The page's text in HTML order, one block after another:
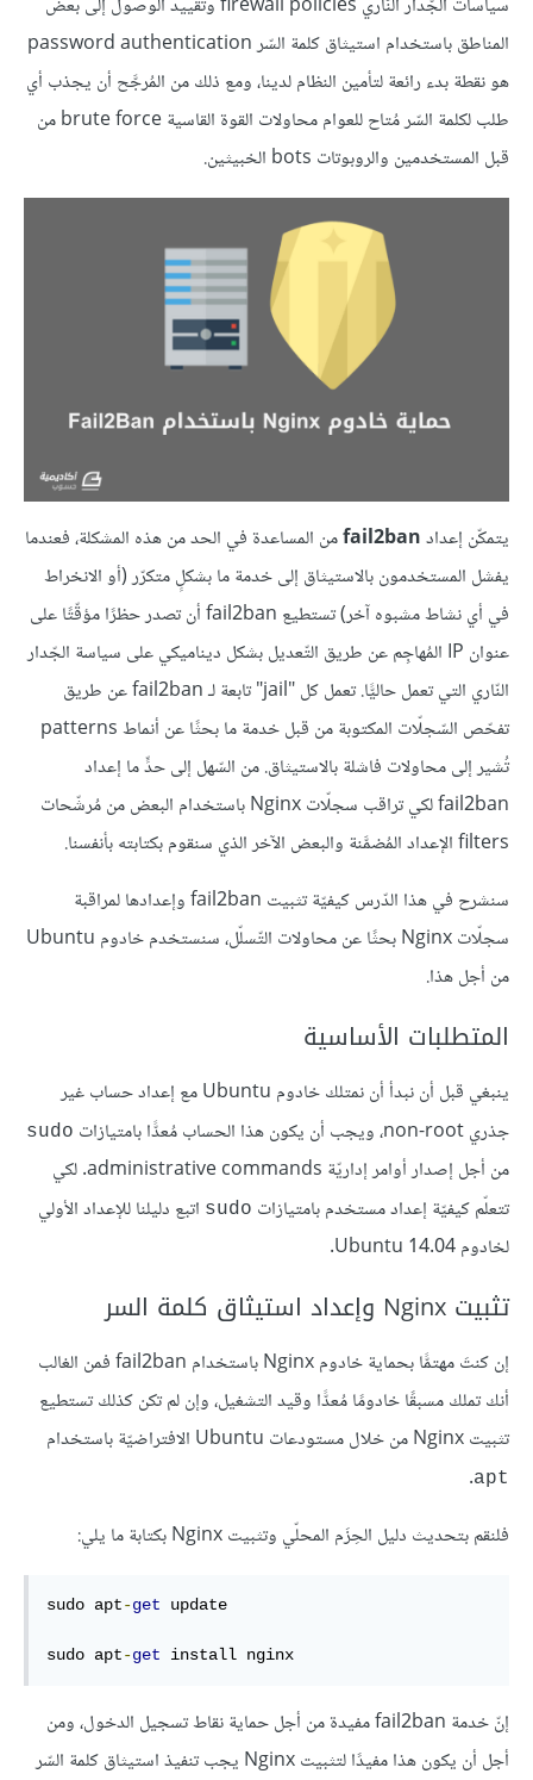
سياسات الجّدار النّاري firewall policies وتقييد الوصول إلى بعض
المناطق باستخدام استيثاق كلمة السّر password authentication
هو نقطة بدء رائعة لتأمين النظام لدينا، ومع ذلك من المُرجَّح أن يجذب أي
طلب لكلمة السّر مُتاح للعوام محاولات القوة القاسية brute force من
قبل المستخدمين والروبوتات bots الخبيثين.
يتمكّن إعدادfail2banمن المساعدة في الحد من هذه المشكلة، فعندما
يفشل المستخدمون بالاستيثاق إلى خدمة ما بشكلٍ متكرّر (أو الانخراط
في أي نشاط مشبوه آخر) تستطيع fail2ban أن تصدر حظرًا مؤقّتًا على
عنوان IP المُهاجِم عن طريق التّعديل بشكل ديناميكي على سياسة الجّدار
النّاري التي تعمل حاليًّا. تعمل كل "jail" تابعة لـ fail2ban عن طريق
تفحّص السّجلّات المكتوبة من قبل خدمة ما بحثًا عن أنماط patterns
تُشير إلى محاولات فاشلة بالاستيثاق. من السّهل إلى حدٍّ ما إعداد
fail2ban لكي تراقب سجلّات Nginx باستخدام البعض من مُرشّحات
filters الإعداد المُضمَّنة والبعض الآخر الذي سنقوم بكتابته بأنفسنا.
سنشرح في هذا الدّرس كيفيّة تثبيت fail2ban وإعدادها لمراقبة
سجلّات Nginx بحثًا عن محاولات التّسلّل، سنستخدم خادوم Ubuntu
من أجل هذا.
المتطلبات الأساسية
ينبغي قبل أن نبدأ أن نمتلك خادوم Ubuntu مع إعداد حساب غير
جذري non-root، ويجب أن يكون هذا الحساب مُعدًّا بامتيازات
sudo
من أجل إصدار أوامر إداريّة administrative commands. لكي
تتعلّم كيفيّة إعداد مستخدم بامتيازات sudo اتبع دليلنا للإعداد الأولي
لخادوم Ubuntu 14.04.
تثبيت Nginx وإعداد استيثاق كلمة السر
إن كنتَ مهتمًّا بحماية خادوم Nginx باستخدام fail2ban فمن الغالب
أنك تملك مسبقًا خادومًا مُعدًّا وقيد التشغيل، وإن لم تكن كذلك تستطيع
تثبيت Nginx من خلال مستودعات Ubuntu الافتراضيّة باستخدام
apt
.
فلنقم بتحديث دليل الحِزَم المحلّي وتثبيت Nginx بكتابة ما يلي:
sudo apt-get update
sudo apt-get install nginx
إنّ خدمة fail2ban مفيدة من أجل حماية نقاط تسجيل الدخول، ومن
أجل أن يكون هذا مفيدًا لتثبيت Nginx يجب تنفيذ استيثاق كلمة السّر